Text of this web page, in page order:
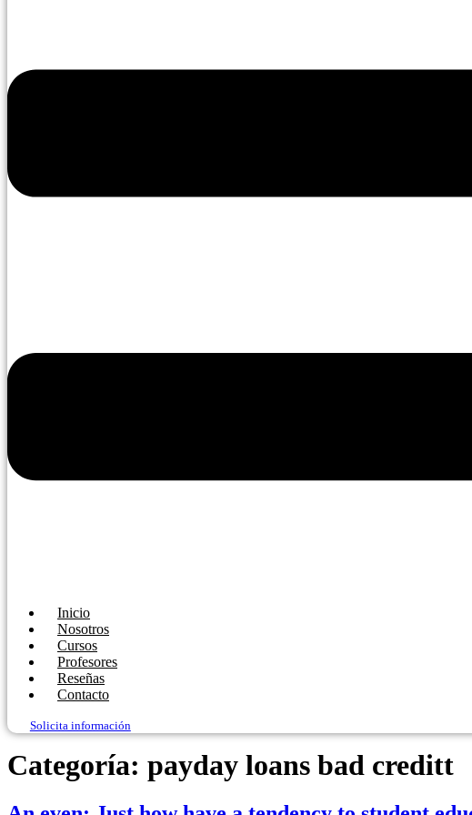
Inicio
Nosotros
Cursos
Profesores
Reseñas
Contacto
Solicita información
Categoría: payday loans bad creditt